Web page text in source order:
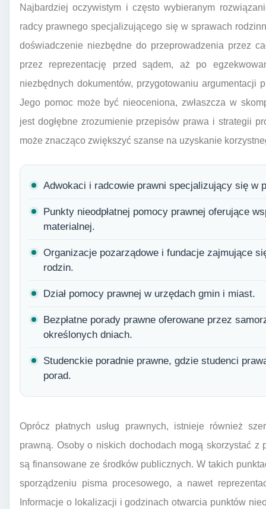
Najbardziej oczywistym i często wybieranym
radcy prawnego specjalizującego się w sprawach
doświadczenie niezbędne do przeprowadzenia przez
przez reprezentację przed sądem, aż po
niezbędnych dokumentów, przygotowaniu argumentacji
Jego pomoc może być nieoceniona, zwłaszcza w
jest dogłębne zrozumienie przepisów prawa i strategii
może znacząco zwiększyć szanse na uzyskanie
Adwokaci i radcowie prawni specjalizujący się w
Punkty nieodpłatnej pomocy prawnej oferujące
materialnej.
Organizacje pozarządowe i fundacje zajmujące
rodzin.
Dział pomocy prawnej w urzędach gmin i miast.
Bezpłatne porady prawne oferowane przez
określonych dniach.
Studenckie poradnie prawne, gdzie studenci
porad.
Oprócz płatnych usług prawnych, istnieje również
prawną. Osoby o niskich dochodach mogą skorzystać z
są finansowane ze środków publicznych. W takich
sporządzeniu pisma procesowego, a nawet
Informacje o lokalizacji i godzinach otwarcia punktów